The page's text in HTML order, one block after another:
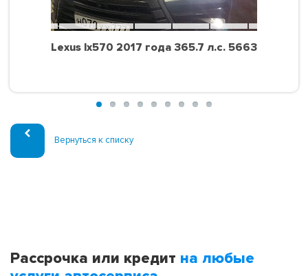
Lexus lx570 2017 года 365.7 л.с. 5663
Вернуться к списку
Рассрочка или кредит на любые